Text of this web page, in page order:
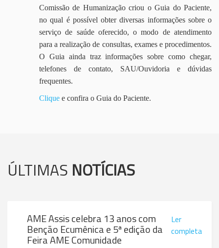
Comissão de Humanização criou o Guia do Paciente,
no qual é possível obter diversas informações sobre o
serviço de saúde oferecido, o modo de atendimento
para a realização de consultas, exames e procedimentos.
O Guia ainda traz informações sobre como chegar,
telefones de contato, SAU/Ouvidoria e dúvidas
frequentes.
Clique e confira o Guia do Paciente.
ÚLTIMAS NOTÍCIAS
AME Assis celebra 13 anos com
Benção Ecumênica e 5ª edição da
Feira AME Comunidade
Ler
completa